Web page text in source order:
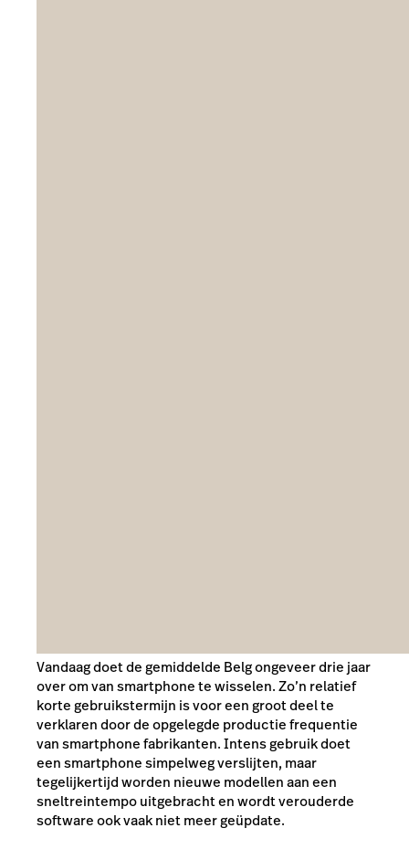
Vandaag doet de gemiddelde Belgongeveer drie jaar
over om van smartphone te wisselen. Zo’n relatief
korte gebruikstermijn is voor een groot deel te
verklaren door de opgelegde productie frequentie
van smartphone fabrikanten. Intens gebruik doet
een smartphone simpelweg verslijten, maar
tegelijkertijd worden nieuwe modellen aan een
sneltreintempo uitgebracht en wordt verouderde
software ook vaak niet meer geüpdate.